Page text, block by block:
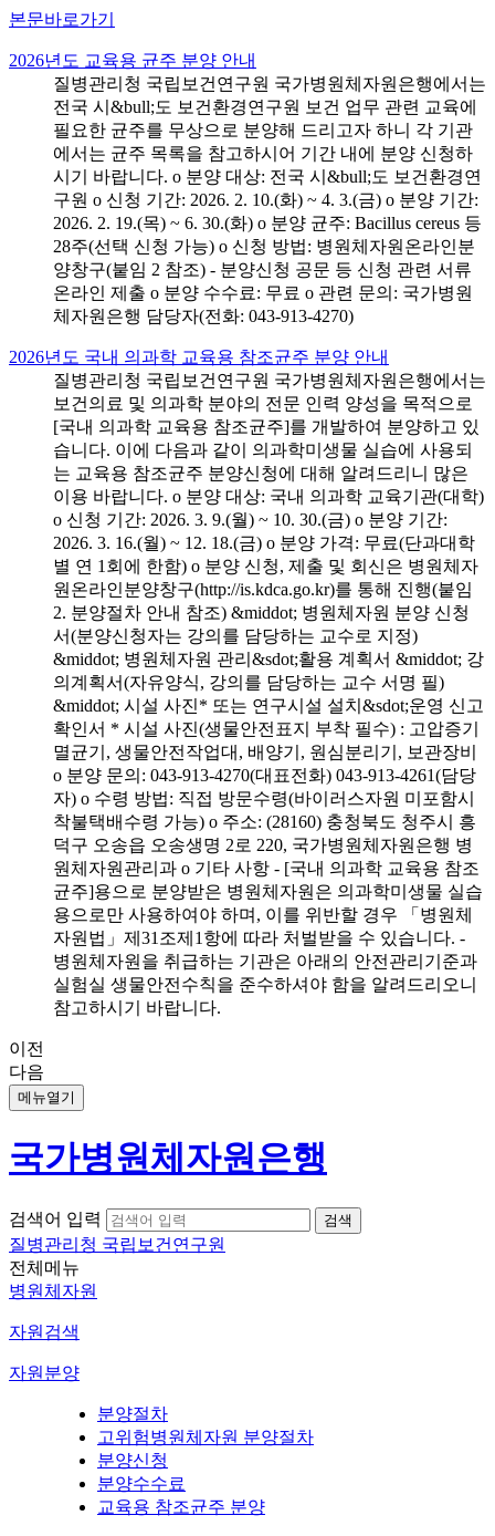
본문바로가기
2026년도 교육용 균주 분양 안내
질병관리청 국립보건연구원 국가병원체자원은행에서는
전국 시&bull;도 보건환경연구원 보건 업무 관련 교육에
필요한 균주를 무상으로 분양해 드리고자 하니 각 기관
에서는 균주 목록을 참고하시어 기간 내에 분양 신청하
시기 바랍니다. o 분양 대상: 전국 시&bull;도 보건환경연
구원 o 신청 기간: 2026. 2. 10.(화) ~ 4. 3.(금) o 분양 기간:
2026. 2. 19.(목) ~ 6. 30.(화) o 분양 균주: Bacillus cereus 등
28주(선택 신청 가능) o 신청 방법: 병원체자원온라인분
양창구(붙임 2 참조) - 분양신청 공문 등 신청 관련 서류
온라인 제출 o 분양 수수료: 무료 o 관련 문의: 국가병원
체자원은행 담당자(전화: 043-913-4270)
2026년도 국내 의과학 교육용 참조균주 분양 안내
질병관리청 국립보건연구원 국가병원체자원은행에서는
보건의료 및 의과학 분야의 전문 인력 양성을 목적으로
[국내 의과학 교육용 참조균주]를 개발하여 분양하고 있
습니다. 이에 다음과 같이 의과학미생물 실습에 사용되
는 교육용 참조균주 분양신청에 대해 알려드리니 많은
이용 바랍니다. o 분양 대상: 국내 의과학 교육기관(대학)
o 신청 기간: 2026. 3. 9.(월) ~ 10. 30.(금) o 분양 기간:
2026. 3. 16.(월) ~ 12. 18.(금) o 분양 가격: 무료(단과대학
별 연 1회에 한함) o 분양 신청, 제출 및 회신은 병원체자
원온라인분양창구(http://is.kdca.go.kr)를 통해 진행(붙임
2. 분양절차 안내 참조) &middot; 병원체자원 분양 신청
서(분양신청자는 강의를 담당하는 교수로 지정)
&middot; 병원체자원 관리&sdot;활용 계획서 &middot; 강
의계획서(자유양식, 강의를 담당하는 교수 서명 필)
&middot; 시설 사진* 또는 연구시설 설치&sdot;운영 신고
확인서 * 시설 사진(생물안전표지 부착 필수) : 고압증기
멸균기, 생물안전작업대, 배양기, 원심분리기, 보관장비
o 분양 문의: 043-913-4270(대표전화) 043-913-4261(담당
자) o 수령 방법: 직접 방문수령(바이러스자원 미포함시
착불택배수령 가능) o 주소: (28160) 충청북도 청주시 흥
덕구 오송읍 오송생명 2로 220, 국가병원체자원은행 병
원체자원관리과 o 기타 사항 - [국내 의과학 교육용 참조
균주]용으로 분양받은 병원체자원은 의과학미생물 실습
용으로만 사용하여야 하며, 이를 위반할 경우 「병원체
자원법」제31조제1항에 따라 처벌받을 수 있습니다. -
병원체자원을 취급하는 기관은 아래의 안전관리기준과
실험실 생물안전수칙을 준수하셔야 함을 알려드리오니
참고하시기 바랍니다.
이전
다음
메뉴열기
국가병원체자원은행
검색어 입력
질병관리청 국립보건연구원
전체메뉴
병원체자원
자원검색
자원분양
분양절차
고위험병원체자원 분양절차
분양신청
분양수수료
교육용 참조균주 분양